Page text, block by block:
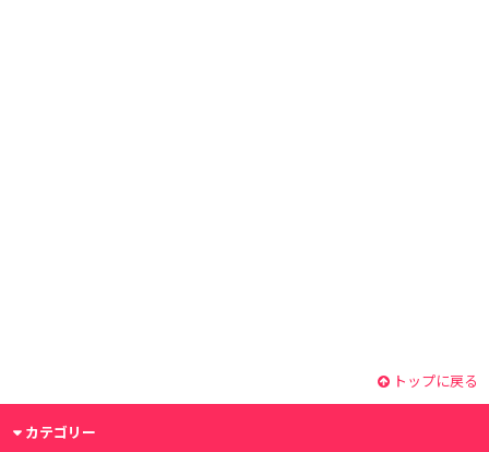
トップに戻る
カテゴリー